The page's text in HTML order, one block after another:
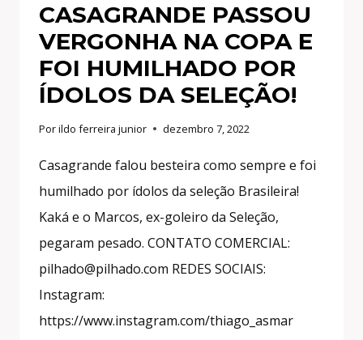
CASAGRANDE PASSOU
VERGONHA NA COPA E
FOI HUMILHADO POR
ÍDOLOS DA SELEÇÃO!
Porildo ferreira junior dezembro 7, 2022
Casagrande falou besteira como sempre e foi
humilhado por ídolos da seleção Brasileira!
Kaká e o Marcos, ex-goleiro da Seleção,
pegaram pesado. CONTATO COMERCIAL:
pilhado@pilhado.com REDES SOCIAIS:
Instagram:
https://www.instagram.com/thiago_asmar